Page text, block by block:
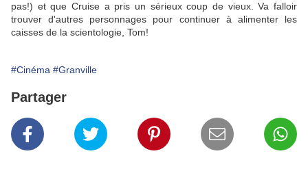
pas!) et que Cruise a pris un sérieux coup de vieux. Va falloir
trouver d'autres personnages pour continuer à alimenter les
caisses de la scientologie, Tom!
#Cinéma #Granville
Partager